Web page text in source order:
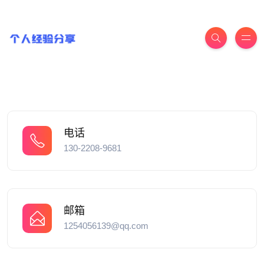
电话
130-2208-9681
邮箱
1254056139@qq.com